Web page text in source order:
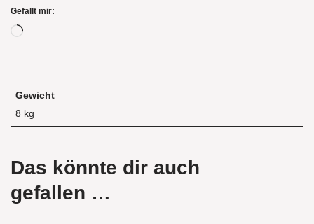
Gefällt mir:
Gewicht
8 kg
Das könnte dir auch
gefallen …